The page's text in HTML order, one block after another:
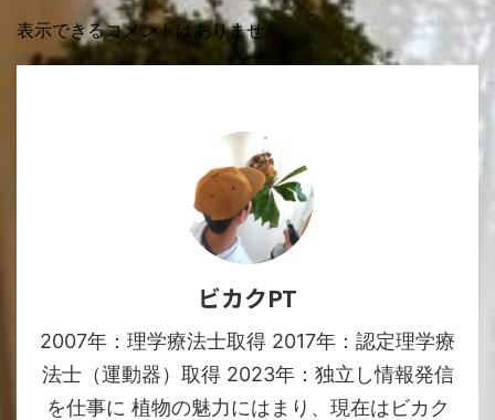
表示できるコメントはありません。
ビカクPT
2007年：理学療法士取得 2017年：認定理学療
法士（運動器）取得 2023年：独立し情報発信
を仕事に 植物の魅力にはまり、現在はビカク